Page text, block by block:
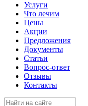
Услуги
Что лечим
Цены
Акции
Предложения
Документы
Статьи
Вопрос-ответ
Отзывы
Контакты